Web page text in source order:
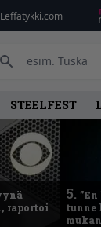
Leffatykki.com
STEELFEST
raportoi
5.
tunne